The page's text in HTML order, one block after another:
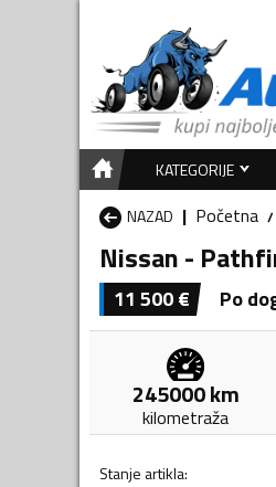
KATEGORIJE
NAZAD
Početna
Nissan -
11 500€ Po
245000km
kilometraža
Stanje artikla: